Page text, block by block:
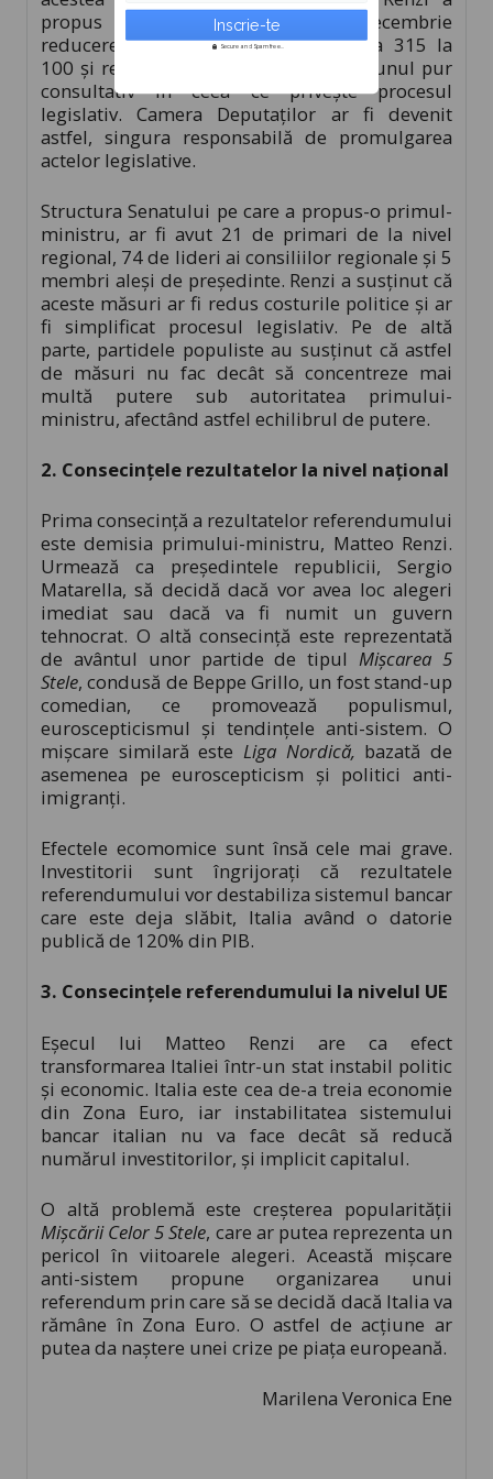
propus prin referendumul din 4 decembrie
reducerea membrilor Senatului de la 315 la
100 și reducerea rolului Senatului la unul pur
consultativ în ceea ce privește procesul
legislativ. Camera Deputaților ar fi devenit
astfel, singura responsabilă de promulgarea
actelor legislative.
Structura Senatului pe care a propus-o primul-
ministru, ar fi avut 21 de primari de la nivel
regional, 74 de lideri ai consiliilor regionale și 5
membri aleși de președinte. Renzi a susținut că
aceste măsuri ar fi redus costurile politice și ar
fi simplificat procesul legislativ. Pe de altă
parte, partidele populiste au susținut că astfel
de măsuri nu fac decât să concentreze mai
multă putere sub autoritatea primului-
ministru, afectând astfel echilibrul de putere.
2. Consecințele rezultatelor la nivel național
Prima consecință a rezultatelor referendumului
este demisia primului-ministru, Matteo Renzi.
Urmează ca președintele republicii, Sergio
Matarella, să decidă dacă vor avea loc alegeri
imediat sau dacă va fi numit un guvern
tehnocrat. O altă consecință este reprezentată
de avântul unor partide de tipulMișcarea 5
Stele, condusă de Beppe Grillo, un fost stand-up
comedian, ce promovează populismul,
euroscepticismul și tendințele anti-sistem. O
mișcare similară este Liga Nordică, bazată de
asemenea pe euroscepticism și politici anti-
imigranți.
Efectele ecomomice sunt însă cele mai grave.
Investitorii sunt îngrijorați că rezultatele
referendumului vor destabiliza sistemul bancar
care este deja slăbit, Italia având o datorie
publică de 120% din PIB.
3. Consecințele referendumului la nivelul UE
Eșecul lui Matteo Renzi are ca efect
transformarea Italiei într-un stat instabil politic
și economic. Italia este cea de-a treia economie
din Zona Euro, iar instabilitatea sistemului
bancar italian nu va face decât să reducă
numărul investitorilor, și implicit capitalul.
O altă problemă este creșterea popularității
Mișcării Celor 5 Stele, care ar putea reprezenta un
pericol în viitoarele alegeri. Această mișcare
anti-sistem propune organizarea unui
referendum prin care să se decidă dacă Italia va
rămâne în Zona Euro. O astfel de acțiune ar
putea da naștere unei crize pe piața europeană.
Marilena Veronica Ene
Secure and Spam free...